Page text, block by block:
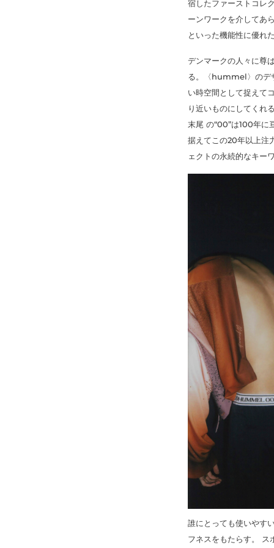
宿したファーストコレ
ーンワークを介してあ
といった機能性に優れ
デンマークの人々に尊
る。〈hummel〉のデ
い時空間として捉えて
り近いものにしてくれる
末尾 の“00”は100年に
据えてこの20年以上注
ェクトの永続的なキー
誰にとっても使いやす
フネスをもたらす。 ス